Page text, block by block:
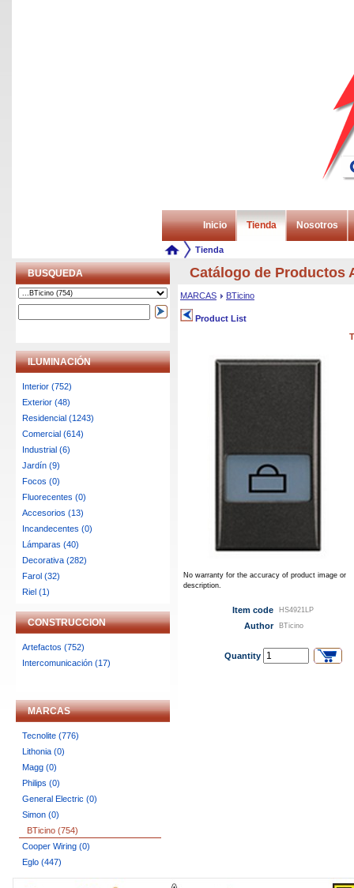
Inicio Tienda Nosotros
Tienda
BUSQUEDA
ILUMINACIÓN
Interior (752)
Exterior (48)
Residencial (1243)
Comercial (614)
Industrial (6)
Jardín (9)
Focos (0)
Fluorecentes (0)
Accesorios (13)
Incandecentes (0)
Lámparas (40)
Decorativa (282)
Farol (32)
Riel (1)
CONSTRUCCION
Artefactos (752)
Intercomunicación (17)
MARCAS
Tecnolite (776)
Lithonia (0)
Magg (0)
Philips (0)
General Electric (0)
Simon (0)
BTicino (754)
Cooper Wiring (0)
Eglo (447)
Catálogo de Productos
MARCAS BTicino
Product List
No warranty for the accuracy of product image or
description.
Item code HS4921LP
Author BTicino
Quantity